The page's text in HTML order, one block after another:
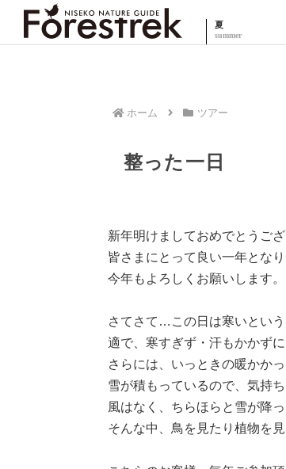
夏
ホーム ツアー
整った一日
新年明けましておめでとうござ
皆さまにとって良い一年となり
今年もよろしくお願いします。
さてさて…この日は寒いとい
適で、寒すぎず・汗もかかずに
さらには、いっときの暖かか
雪が積もっているので、気持ち
風はなく、ちらほらと雪が降
そんな中、鳥を見たり植物を